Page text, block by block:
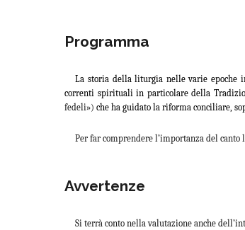
Programma
La storia della liturgia nelle varie epoche
correnti spirituali in particolare della
fedeli»)che ha guidato la riforma conciliare,
Per far comprendere l’importanza del
Avvertenze
Si terrà conto nella valutazione anche